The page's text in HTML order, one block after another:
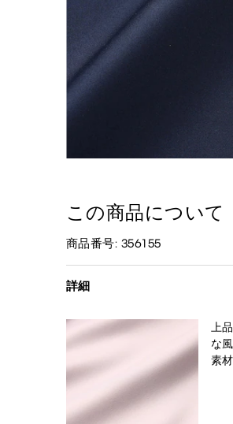
この商品について
商品番号: 356155
詳細
上
な
素